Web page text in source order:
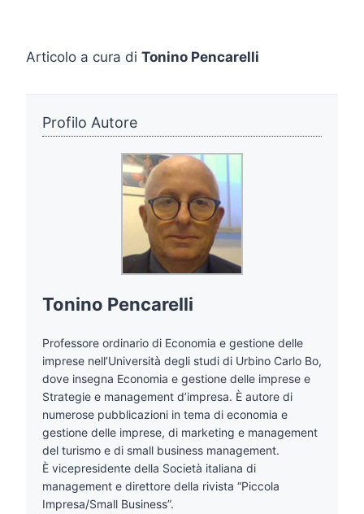
Articolo a cura di Tonino Pencarelli
Profilo Autore
Tonino Pencarelli
Professore ordinario di Economia e gestione delle
imprese nell’Università degli studi di Urbino Carlo Bo,
dove insegna Economia e gestione delle imprese e
Strategie e management d’impresa. È autore di
numerose pubblicazioni in tema di economia e
gestione delle imprese, di marketing e management
del turismo e di small business management.
È vicepresidente della Società italiana di
management e direttore della rivista “Piccola
Impresa/Small Business”.